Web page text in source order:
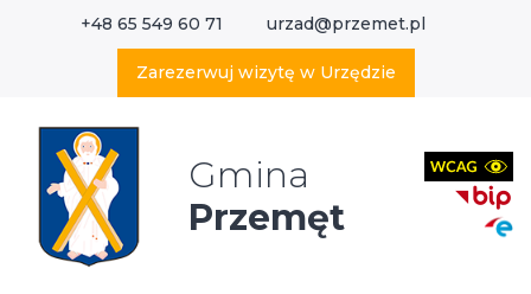
+48 65 549 60 71 urzad@przemet.pl
Zarezerwuj wizytę w Urzędzie
Gmina
Przemęt
Wyszukaj w serwisie